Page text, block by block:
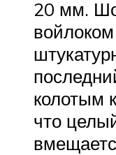
20 мм.
колотым
что